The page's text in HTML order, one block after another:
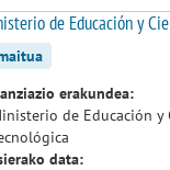
de Educación y
erakundea:
de Educación y
data: